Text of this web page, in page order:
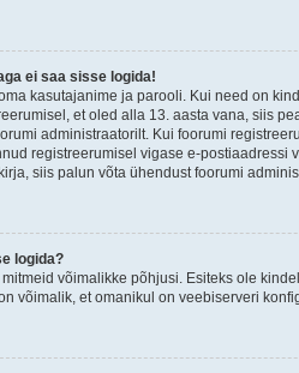
ei saa sisse logida!
kasutajanime ja parooli. Kui need on
et oled alla 13. aasta vana, siis
administraatorilt. Kui foorumi
registreerumisel vigase e-
siis palun võta ühendust foorumi
logida?
võimalikke põhjusi. Esiteks ole
võimalik, et omanikul on veebiserveri